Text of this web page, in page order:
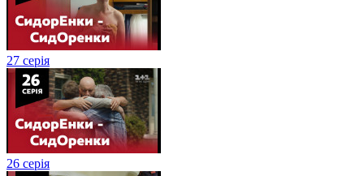
27 серія
26 серія